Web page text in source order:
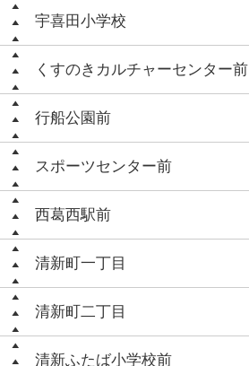
宇喜田小学校
くすのきカルチャーセンター前
行船公園前
スポーツセンター前
西葛西駅前
清新町一丁目
清新町二丁目
清新ふたば小学校前